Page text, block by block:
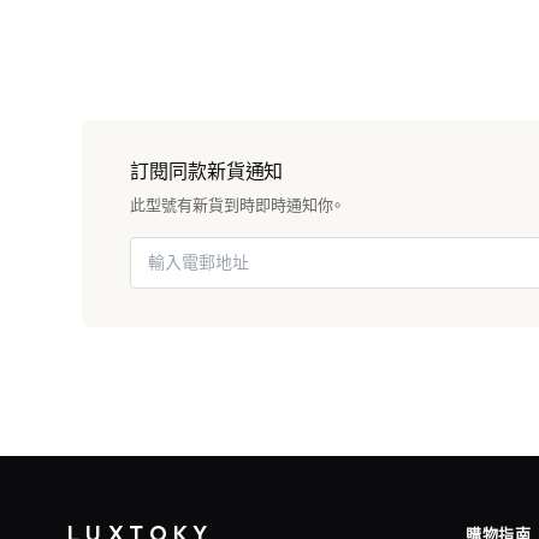
訂閱同款新貨通知
此型號有新貨到時即時通知你。
購物指南